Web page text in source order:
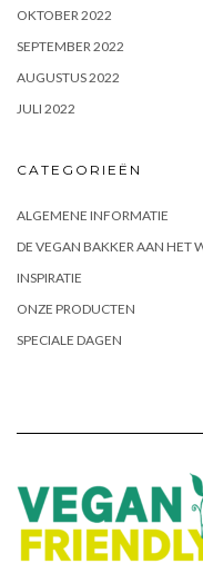
OKTOBER 2022
SEPTEMBER 2022
AUGUSTUS 2022
JULI 2022
CATEGORIEËN
ALGEMENE INFORMATIE
DE VEGAN BAKKER AAN HET
INSPIRATIE
ONZE PRODUCTEN
SPECIALE DAGEN